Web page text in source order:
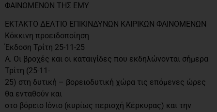
ΦΑΙΝΟΜΕΝΩΝ ΤΗΣ ΕΜΥ
ΕΚΤΑΚΤΟ ΔΕΛΤΙΟ ΕΠΙΚΙΝΔΥΝΩΝ ΚΑΙΡΙΚΩΝ ΦΑΙΝΟΜΕΝΩΝ
Κόκκινη προειδοποίηση
Έκδοση Τρίτη 25-11-25
Α. Οι βροχές και οι καταιγίδες που εκδηλώνονται σήμερα
Τρίτη (25-11-
25) στη δυτική – βορειοδυτική χώρα τις επόμενες ώρες
θα ενταθούν και
στο βόρειο Ιόνιο (κυρίως περιοχή Κέρκυρας) και την